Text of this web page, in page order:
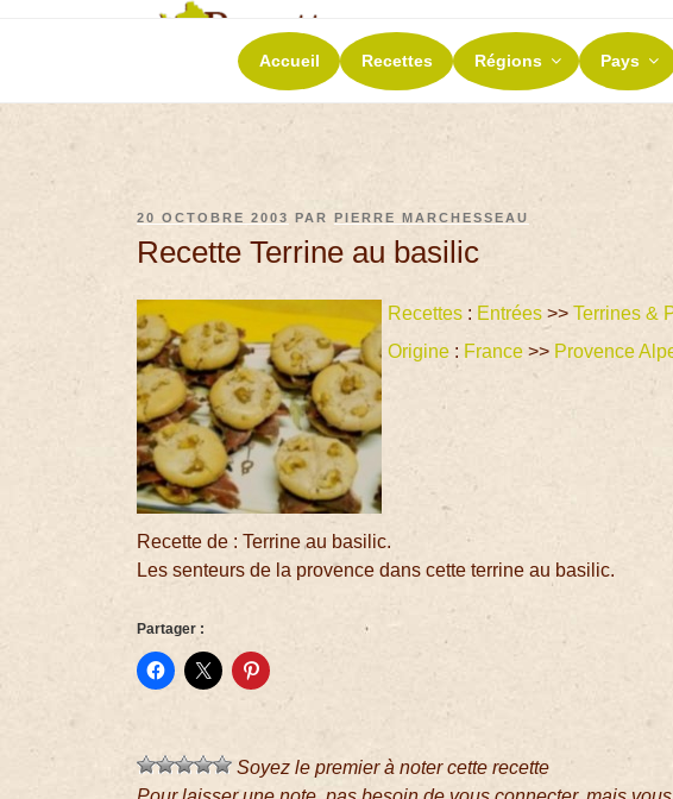
RECETTES ET
La richesse de nos terroirs
Accueil Recettes Régions Pays
20 OCTOBRE 2003 PARPIERRE MARCHESSEAU
Recette Terrine au basilic
Recettes : Entrées >>Terrines &
Origine : France >> Provence
Recette de : Terrine au basilic.
Les senteurs de la provence dans cette terrine au basilic.
Partager :
Soyez le premier à noter cette recette